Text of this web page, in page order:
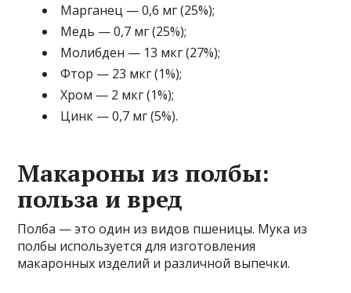
Марганец — 0,6 мг (25%);
Медь — 0,7 мг (25%);
Молибден — 13 мкг (27%);
Фтор — 23 мкг (1%);
Хром — 2 мкг (1%);
Цинк — 0,7 мг (5%).
Макароны из полбы:
польза и вред
Полба — это один из видов пшеницы. Мука из
полбы используется для изготовления
макаронных изделий и различной выпечки.